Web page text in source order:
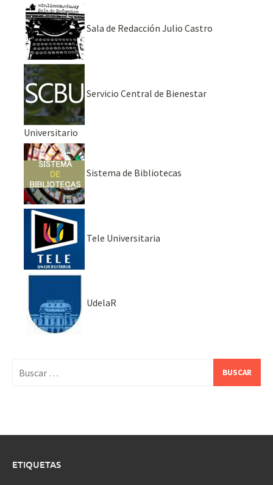
Sala de Redacción Julio Castro
Servicio Central de Bienestar
Universitario
Sistema de Bibliotecas
Tele Universitaria
UdelaR
ETIQUETAS